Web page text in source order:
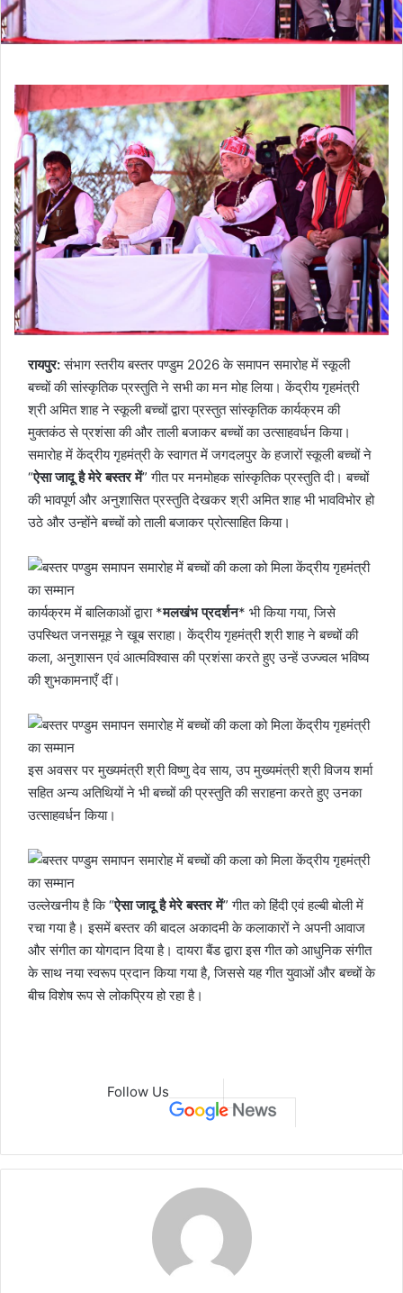
रायपुर:संभाग स्तरीय बस्तर पण्डुम 2026 के समापन समारोह में स्कूली
बच्चों की सांस्कृतिक प्रस्तुति ने सभी का मन मोह लिया। केंद्रीय गृहमंत्री
श्री अमित शाह ने स्कूली बच्चों द्वारा प्रस्तुत सांस्कृतिक कार्यक्रम की
मुक्तकंठ से प्रशंसा की और ताली बजाकर बच्चों का उत्साहवर्धन किया।
समारोह में केंद्रीय गृहमंत्री के स्वागत में जगदलपुर के हजारों स्कूली बच्चों ने
“ऐसा जादू है मेरे बस्तर में” गीत पर मनमोहक सांस्कृतिक प्रस्तुति दी। बच्चों
की भावपूर्ण और अनुशासित प्रस्तुति देखकर श्री अमित शाह भी भावविभोर हो
उठे और उन्होंने बच्चों को ताली बजाकर प्रोत्साहित किया।
कार्यक्रम में बालिकाओं द्वारा *मलखंभ प्रदर्शन* भी किया गया, जिसे
उपस्थित जनसमूह ने खूब सराहा। केंद्रीय गृहमंत्री श्री शाह ने बच्चों की
कला, अनुशासन एवं आत्मविश्वास की प्रशंसा करते हुए उन्हें उज्ज्वल भविष्य
की शुभकामनाएँ दीं।
इस अवसर पर मुख्यमंत्री श्री विष्णु देव साय, उप मुख्यमंत्री श्री विजय शर्मा
सहित अन्य अतिथियों ने भी बच्चों की प्रस्तुति की सराहना करते हुए उनका
उत्साहवर्धन किया।
उल्लेखनीय है कि “ऐसा जादू है मेरे बस्तर में” गीत को हिंदी एवं हल्बी बोली में
रचा गया है। इसमें बस्तर की बादल अकादमी के कलाकारों ने अपनी आवाज
और संगीत का योगदान दिया है। दायरा बैंड द्वारा इस गीत को आधुनिक संगीत
के साथ नया स्वरूप प्रदान किया गया है, जिससे यह गीत युवाओं और बच्चों के
बीच विशेष रूप से लोकप्रिय हो रहा है।
Follow Us